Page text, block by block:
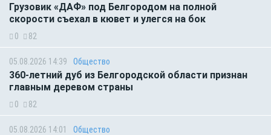
Грузовик «ДАФ» под Белгородом на полной
скорости съехал в кювет и улегся на бок
0 82
05.08.2026 14:39 Общество
360-летний дуб из Белгородской области признан
главным деревом страны
0 82
05.08.2026 14:01 Общество